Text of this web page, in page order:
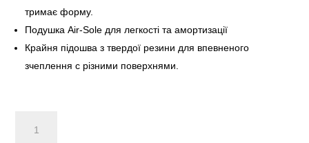
тримає форму.
Подушка Air-Sole для легкості та амортизації
Крайня підошва з твердої резини для впевненого
зчеплення с різними поверхнями.